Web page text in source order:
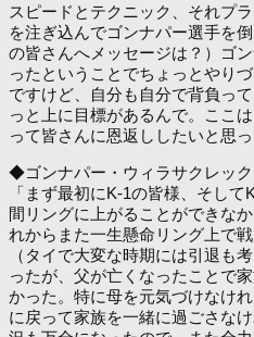
スピードとテクニック、それプ
を注ぎ込んでゴンナパー選手を
の皆さんへメッセージは？）ゴ
ったということでちょっとやり
ですけど、自分も自分で背負っ
っと上に目標があるんで。ここ
って皆さんに恩返ししたいと思っ
◆ゴンナパー・ウィラサクレック
「まず最初にK-1の皆様、そし
間リングに上がることができな
れからまた一生懸命リング上で戦
（タイで大変な時期には引退も
ったが、父が亡くなったことで
かった。特に母を元気づけなけ
に戻って家族を一緒に過ごさな